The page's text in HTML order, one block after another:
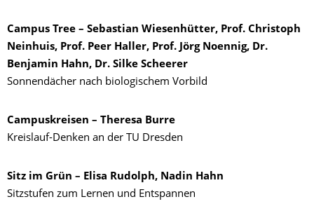
Campus Tree – Sebastian Wiesenhütter, Prof. Christoph
Neinhuis, Prof. Peer Haller, Prof. Jörg Noennig, Dr.
Benjamin Hahn, Dr. Silke Scheerer
Sonnendächer nach biologischem Vorbild
Campuskreisen – Theresa Burre
Kreislauf-Denken an der TU Dresden
Sitz im Grün – Elisa Rudolph, Nadin Hahn
Sitzstufen zum Lernen und Entspannen